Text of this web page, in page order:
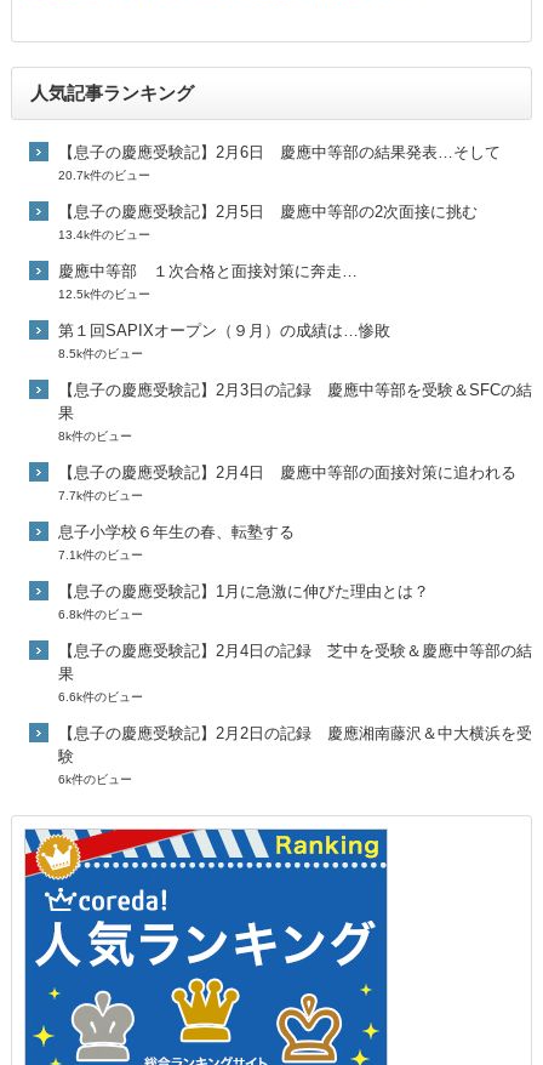
人気記事ランキング
【息子の慶應受験記】2月6日 慶應中等部の結果発表…そして
20.7k件のビュー
【息子の慶應受験記】2月5日 慶應中等部の2次面接に挑む
13.4k件のビュー
慶應中等部 １次合格と面接対策に奔走…
12.5k件のビュー
第１回SAPIXオープン（９月）の成績は…惨敗
8.5k件のビュー
【息子の慶應受験記】2月3日の記録 慶應中等部を受験＆SFCの結
果
8k件のビュー
【息子の慶應受験記】2月4日 慶應中等部の面接対策に追われる
7.7k件のビュー
息子小学校６年生の春、転塾する
7.1k件のビュー
【息子の慶應受験記】1月に急激に伸びた理由とは？
6.8k件のビュー
【息子の慶應受験記】2月4日の記録 芝中を受験＆慶應中等部の結
果
6.6k件のビュー
【息子の慶應受験記】2月2日の記録 慶應湘南藤沢＆中大横浜を受
験
6k件のビュー